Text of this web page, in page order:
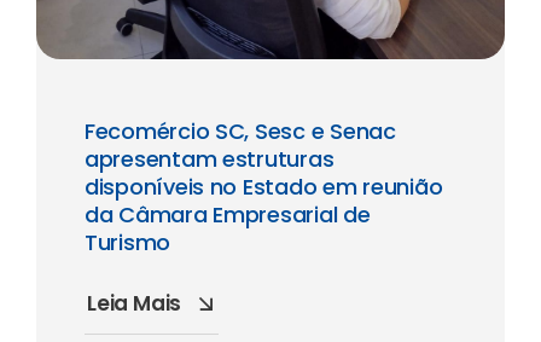
Fecomércio SC, Sesc e Senac
apresentam estruturas
disponíveis no Estado em reunião
da Câmara Empresarial de
Turismo
Leia Mais